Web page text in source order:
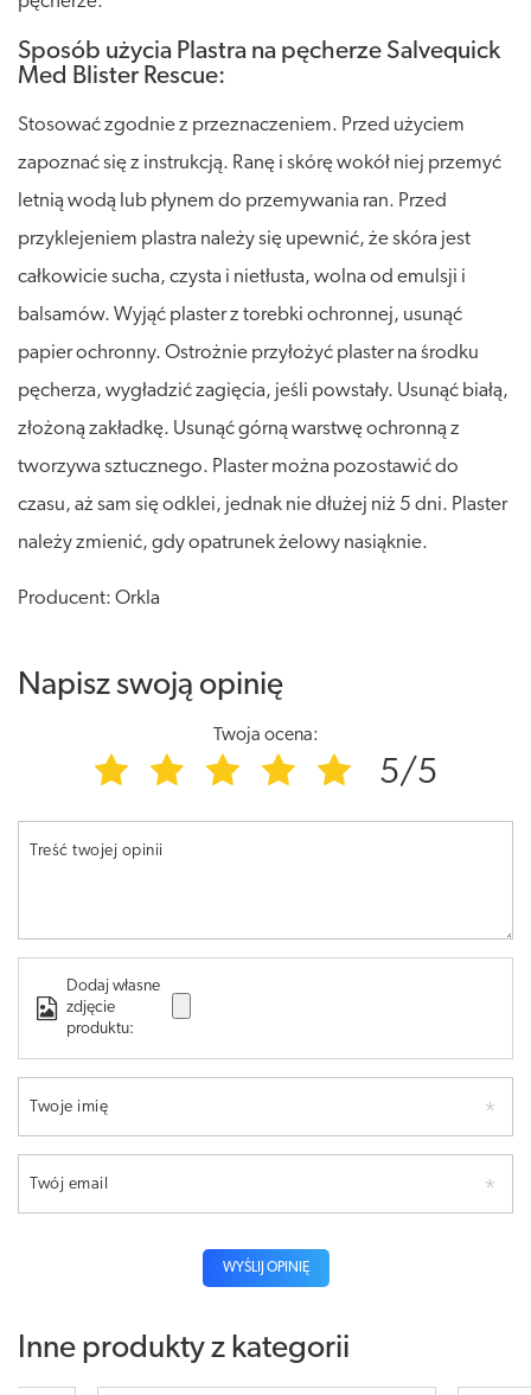
Sposób użycia Plastra na pęcherze Salvequick
Med Blister Rescue:
Stosować zgodnie z przeznaczeniem. Przed użyciem
zapoznać się z instrukcją. Ranę i skórę wokół niej przemyć
letnią wodą lub płynem do przemywania ran. Przed
przyklejeniem plastra należy się upewnić, że skóra jest
całkowicie sucha, czysta i nietłusta, wolna od emulsji i
balsamów. Wyjąć plaster z torebki ochronnej, usunąć
papier ochronny. Ostrożnie przyłożyć plaster na środku
pęcherza, wygładzić zagięcia, jeśli powstały. Usunąć białą,
złożoną zakładkę. Usunąć górną warstwę ochronną z
tworzywa sztucznego. Plaster można pozostawić do
czasu, aż sam się odklei, jednak nie dłużej niż 5 dni. Plaster
należy zmienić, gdy opatrunek żelowy nasiąknie.
Producent: Orkla
Napisz swoją opinię
Twoja ocena:
5/5
Treść twojej opinii
Dodaj własne
zdjęcie
produktu:
Twoje imię
Twój email
WYŚLIJ OPINIĘ
Inne produkty z kategorii